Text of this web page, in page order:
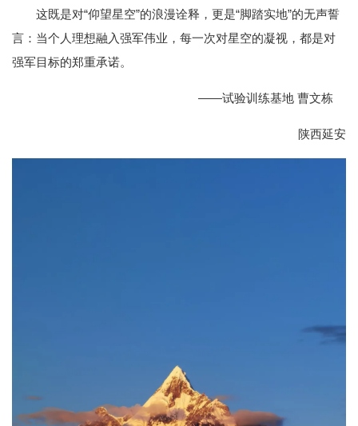
这既是对“仰望星空”的浪漫诠释，更是“脚踏实地”的无声誓
言：当个人理想融入强军伟业，每一次对星空的凝视，都是对
强军目标的郑重承诺。
——试验训练基地 曹文栋
陕西延安